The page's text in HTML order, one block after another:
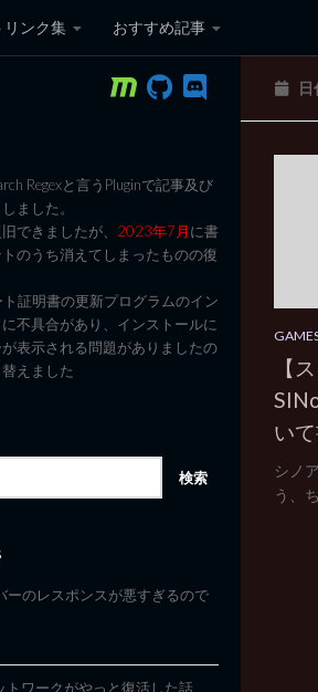
リンク集 おすすめ記事
のコンピュー
【
い
シノ
う、
Regexと言うPluginで記事及び
ました。
できましたが、 2023年7月に書
のうち消えてしまったものの復
証明書の更新プログラムのイン
不具合があり、インストールに
表示される問題がありましたの
えました
ーのレスポンスが悪すぎるので
トワークがやっと復活した話